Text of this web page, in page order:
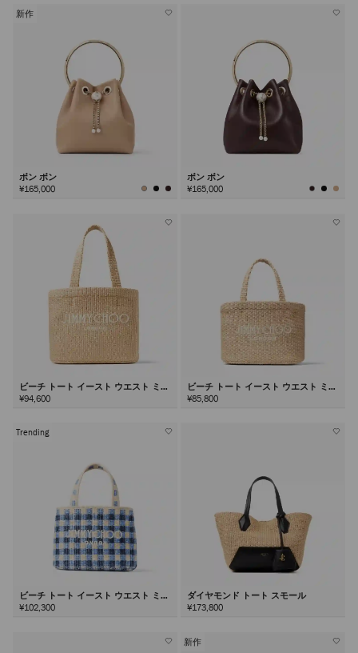
新作
ボン ボン
¥165,000
ボン ボン
¥165,000
ビーチ トート イースト ウエスト ミデ
ィアム
¥94,600
ビーチ トート イースト ウエスト ミニ
¥85,800
Trending
ビーチ トート イースト ウエスト ミニ
¥102,300
ダイヤモンド トート スモール
¥173,800
新作